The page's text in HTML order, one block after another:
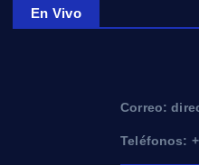
En Vivo
Correo:
Teléfonos: